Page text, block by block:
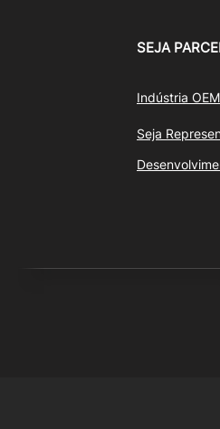
SEJA
Indústria OEM
Seja
©